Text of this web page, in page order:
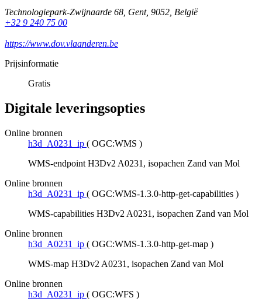
Technologiepark-Zwijnaarde 68, Gent, 9052, België
+32 9 240 75 00
https://www.dov.vlaanderen.be
Prijsinformatie
Gratis
Digitale leveringsopties
Online bronnen
h3d_A0231_ip ( OGC:WMS )
WMS-endpoint H3Dv2 A0231, isopachen Zand van Mol
Online bronnen
h3d_A0231_ip ( OGC:WMS-1.3.0-http-get-capabilities )
WMS-capabilities H3Dv2 A0231, isopachen Zand van Mol
Online bronnen
h3d_A0231_ip ( OGC:WMS-1.3.0-http-get-map )
WMS-map H3Dv2 A0231, isopachen Zand van Mol
Online bronnen
h3d_A0231_ip ( OGC:WFS )